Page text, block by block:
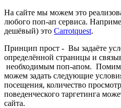
На сайте мы можем это
любого поп-ап сервиса.
дешёвый) это Сarrotquest.
Принцип прост - Вы задаёте
определённой страницы и
необходимым поп-апом.
можем задать следующие
посещения, количество
поведенческого таргетинга
сайта.